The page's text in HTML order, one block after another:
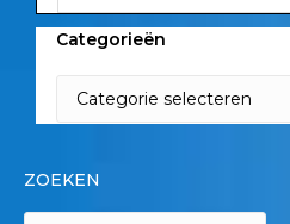
Categorieën
ZOEKEN